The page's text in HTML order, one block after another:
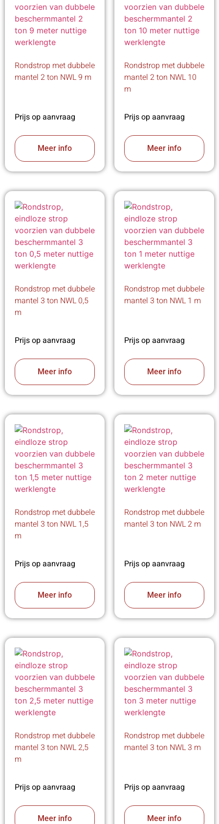
Rondstrop met dubbele
mantel 2 ton NWL 9 m
Prijs op aanvraag
Meer info
Rondstrop met dubbele
mantel 2 ton NWL 10
m
Prijs op aanvraag
Meer info
Rondstrop met dubbele
mantel 3 ton NWL 0,5
m
Prijs op aanvraag
Meer info
Rondstrop met dubbele
mantel 3 ton NWL 1 m
Prijs op aanvraag
Meer info
Rondstrop met dubbele
mantel 3 ton NWL 1,5
m
Prijs op aanvraag
Meer info
Rondstrop met dubbele
mantel 3 ton NWL 2 m
Prijs op aanvraag
Meer info
Rondstrop met dubbele
mantel 3 ton NWL 2,5
m
Prijs op aanvraag
Meer info
Rondstrop met dubbele
mantel 3 ton NWL 3 m
Prijs op aanvraag
Meer info